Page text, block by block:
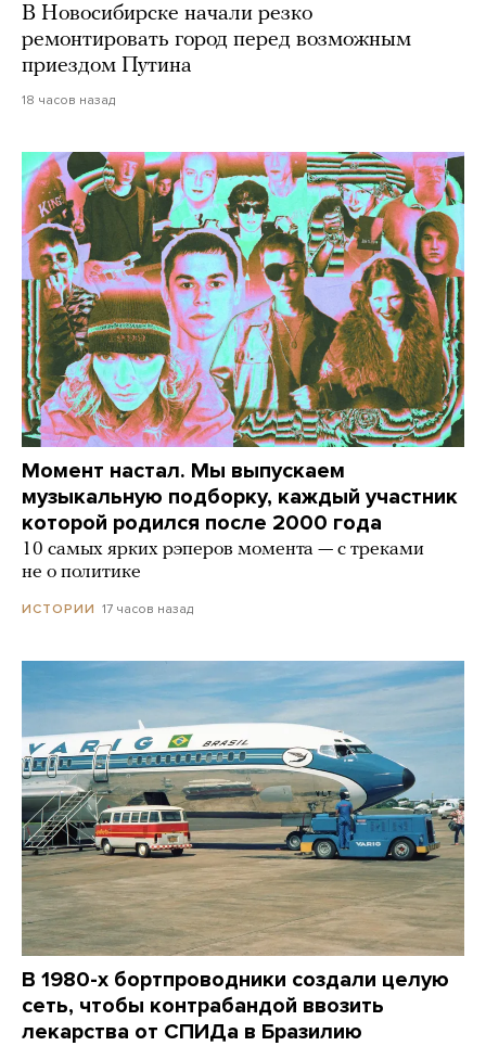
В Новосибирске начали резко
ремонтировать город перед возможным
приездом Путина
18 часов назад
Момент настал. Мы выпускаем
музыкальную подборку, каждый участник
которой родился после 2000 года
10 самых ярких рэперов момента — с треками
не о политике
ИСТОРИИ 17 часов назад
В 1980-х бортпроводники создали целую
сеть, чтобы контрабандой ввозить
лекарства от СПИДа в Бразилию